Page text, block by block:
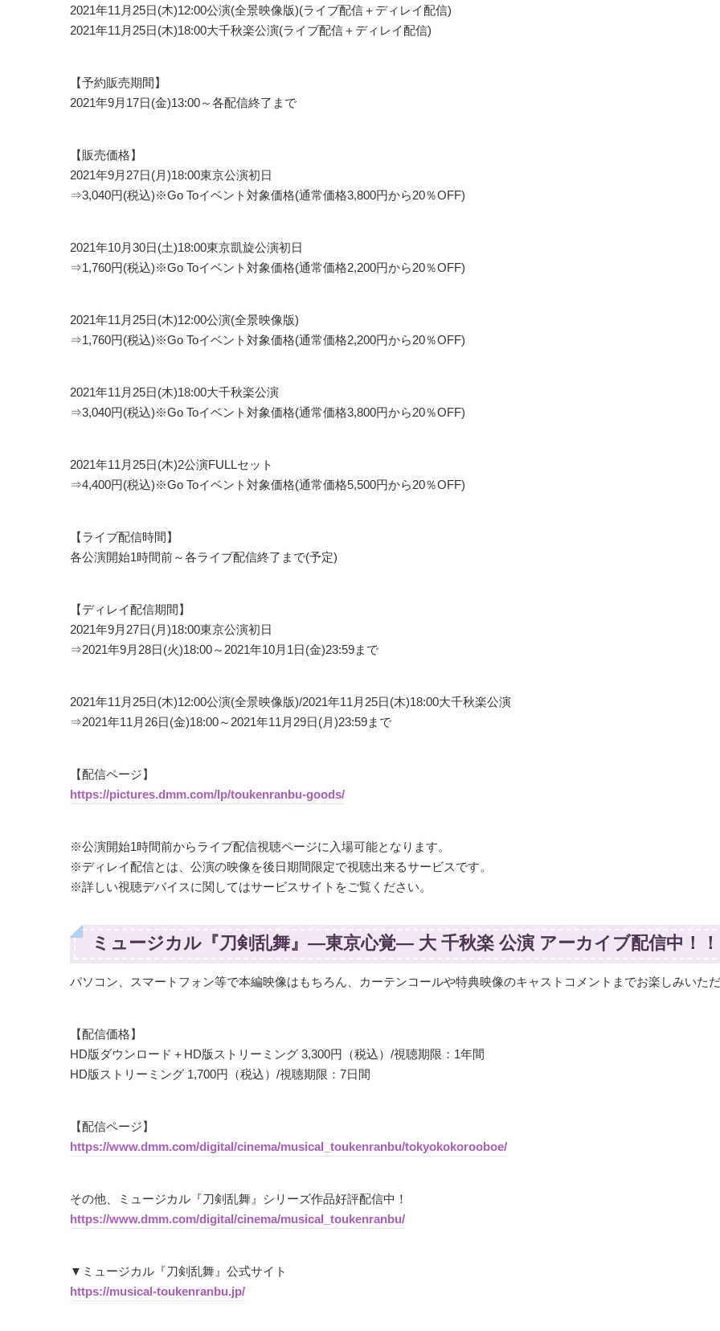
2021年11月25日(木)12:00公演(全景映像版)(ライブ配信＋ディレイ配信)
2021年11月25日(木)18:00大千秋楽公演(ライブ配信＋ディレイ配信)
【予約販売期間】
2021年9月17日(金)13:00～各配信終了まで
【販売価格】
2021年9月27日(月)18:00東京公演初日
⇒3,040円(税込)※Go Toイベント対象価格(通常価格3,800円から20％OFF)
2021年10月30日(土)18:00東京凱旋公演初日
⇒1,760円(税込)※Go Toイベント対象価格(通常価格2,200円から20％OFF)
2021年11月25日(木)12:00公演(全景映像版)
⇒1,760円(税込)※Go Toイベント対象価格(通常価格2,200円から20％OFF)
2021年11月25日(木)18:00大千秋楽公演
⇒3,040円(税込)※Go Toイベント対象価格(通常価格3,800円から20％OFF)
2021年11月25日(木)2公演FULLセット
⇒4,400円(税込)※Go Toイベント対象価格(通常価格5,500円から20％OFF)
【ライブ配信時間】
各公演開始1時間前～各ライブ配信終了まで(予定)
【ディレイ配信期間】
2021年9月27日(月)18:00東京公演初日
⇒2021年9月28日(火)18:00～2021年10月1日(金)23:59まで
2021年11月25日(木)12:00公演(全景映像版)/2021年11月25日(木)18:00大千秋楽公演
⇒2021年11月26日(金)18:00～2021年11月29日(月)23:59まで
【配信ページ】
https://pictures.dmm.com/lp/toukenranbu-goods/
※公演開始1時間前からライブ配信視聴ページに入場可能となります。
※ディレイ配信とは、公演の映像を後日期間限定で視聴出来るサービスです。
※詳しい視聴デバイスに関してはサービスサイトをご覧ください。
ミュージカル『刀剣乱舞』―東京心覚― 大 千秋楽 公演 アーカイブ配信中！！
パソコン、スマートフォン等で本編映像はもちろん、カーテンコールや特典映像のキャストコメントまでお楽しみいただ
【配信価格】
HD版ダウンロード＋HD版ストリーミング 3,300円（税込）/視聴期限：1年間
HD版ストリーミング 1,700円（税込）/視聴期限：7日間
【配信ページ】
https://www.dmm.com/digital/cinema/musical_toukenranbu/tokyokokorooboe/
その他、ミュージカル『刀剣乱舞』シリーズ作品好評配信中！
https://www.dmm.com/digital/cinema/musical_toukenranbu/
▼ミュージカル『刀剣乱舞』公式サイト
https://musical-toukenranbu.jp/